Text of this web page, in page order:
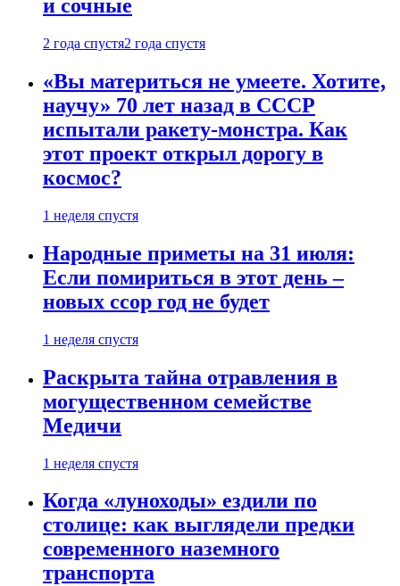
и сочные
2 года спустя2 года спустя
«Вы материться не умеете. Хотите,
научу» 70 лет назад в СССР
испытали ракету-монстра. Как
этот проект открыл дорогу в
космос?
1 неделя спустя
Народные приметы на 31 июля:
Если помириться в этот день –
новых ссор год не будет
1 неделя спустя
Раскрыта тайна отравления в
могущественном семействе
Медичи
1 неделя спустя
Когда «луноходы» ездили по
столице: как выглядели предки
современного наземного
транспорта